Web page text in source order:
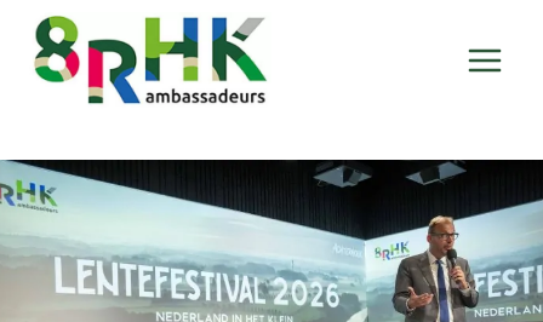
Doorgaan
naar
inhoud